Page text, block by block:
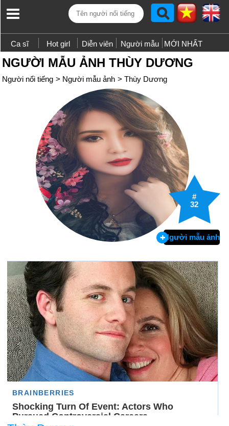
Ca sĩ Hot girl Diễn viên Người mẫu MỚI NHẤT
NGƯỜI MẪU ẢNH THÙY DƯƠNG
Người nổi tiếng > Người mẫu ảnh > Thùy Dương
#
32
Người mẫu ảnh